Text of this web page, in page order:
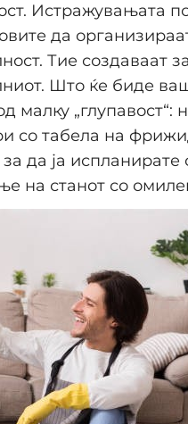
Истражувањата
да
Тие создаваат
Што ќе биде
малку „глупавост“:
со табела на
да ја испланирате
на станот со